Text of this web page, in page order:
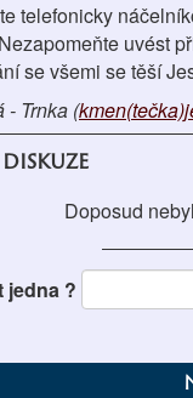
telefonicky
uvést
se všemi se těší
- Trnka (
Doposud
jedna ?